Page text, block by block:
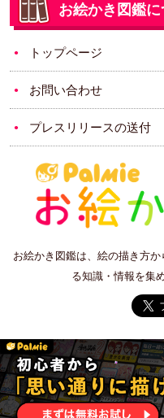
お絵かき図鑑に
トップページ
お問い合わせ
プレスリリースの送付
お絵かき図鑑は、絵の描き方
る知識・情報を集